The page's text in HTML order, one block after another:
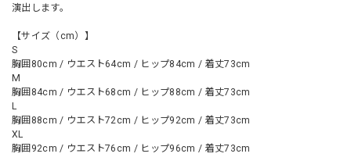
演出します。
【サイズ（cm）】
S
胸囲80cm / ウエスト64cm / ヒップ84cm / 着丈73cm
M
胸囲84cm / ウエスト68cm / ヒップ88cm / 着丈73cm
L
胸囲88cm / ウエスト72cm / ヒップ92cm / 着丈73cm
XL
胸囲92cm / ウエスト76cm / ヒップ96cm / 着丈73cm